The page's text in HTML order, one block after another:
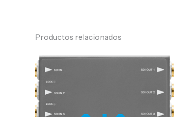
Productos relacionados